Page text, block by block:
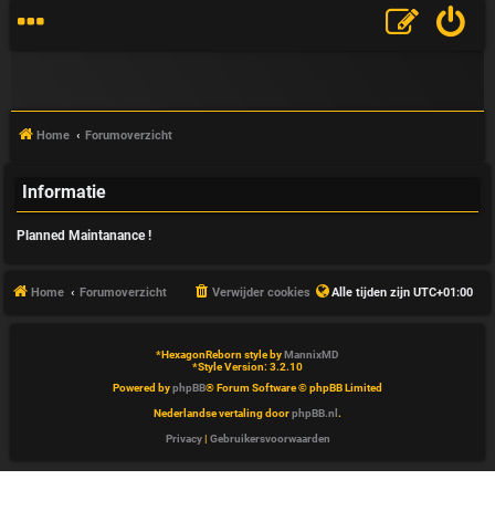
V
A
Home Forumoverzicht
Informatie
Planned Maintanance !
Home Forumoverzicht Alle tijden zijn UTC+01:00
Verwijder cookies
*HexagonReborn style byMannixMD
*Style Version: 3.2.10
Powered byphpBB® Forum Software © phpBB Limited
Nederlandse vertaling doorphpBB.nl .
Privacy| Gebruikersvoorwaarden